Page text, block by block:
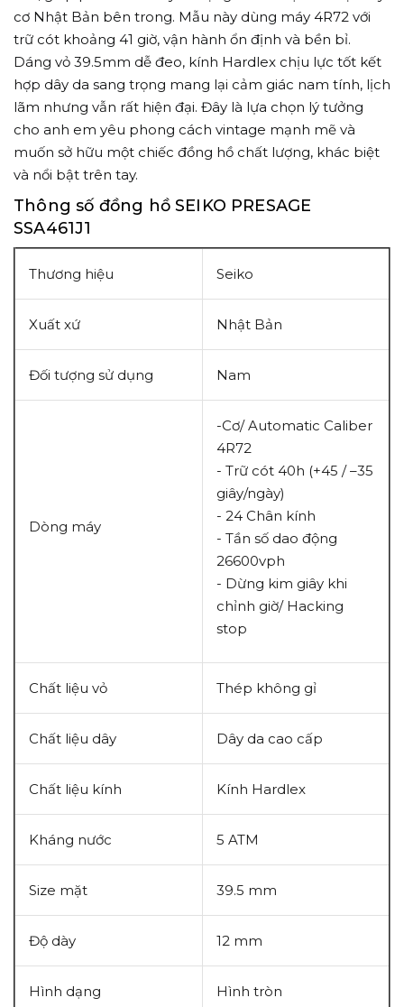
cơ Nhật Bản bên trong. Mẫu này dùng máy 4R72 với
trữ cót khoảng 41 giờ, vận hành ổn định và bền bỉ.
Dáng vỏ 39.5mm dễ đeo, kính Hardlex chịu lực tốt kết
hợp dây da sang trọng mang lại cảm giác nam tính, lịch
lãm nhưng vẫn rất hiện đại. Đây là lựa chọn lý tưởng
cho anh em yêu phong cách vintage mạnh mẽ và
muốn sở hữu một chiếc đồng hồ chất lượng, khác biệt
và nổi bật trên tay.
Thông số đồng hồ SEIKO PRESAGE
SSA461J1
Thương hiệu Seiko
Xuất xứ Nhật Bản
Đối tượng sử dụng Nam
Dòng máy
-Cơ/ Automatic Caliber
4R72
- Trữ cót 40h (+45 / –35
giây/ngày)
- 24 Chân kính
- Tần số dao động
26600vph
- Dừng kim giây khi
chỉnh giờ/ Hacking
stop
Chất liệu vỏ Thép không gỉ
Chất liệu dây Dây da cao cấp
Chất liệu kính Kính Hardlex
Kháng nước 5 ATM
Size mặt 39.5 mm
Độ dày 12 mm
Hình dạng Hình tròn